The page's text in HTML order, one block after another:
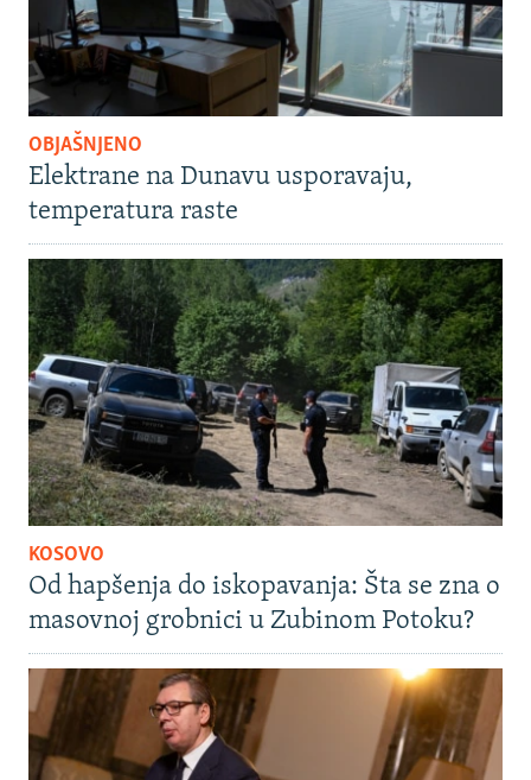
OBJAŠNJENO
Elektrane na Dunavu usporavaju,
temperatura raste
KOSOVO
Od hapšenja do iskopavanja: Šta se zna o
masovnoj grobnici u Zubinom Potoku?